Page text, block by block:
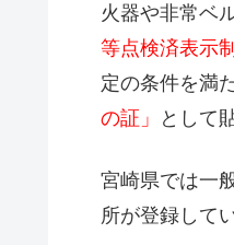
火器や非常ベ
等点検済表示
定の条件を満
の証」
として
宮崎県では一
所が登録して